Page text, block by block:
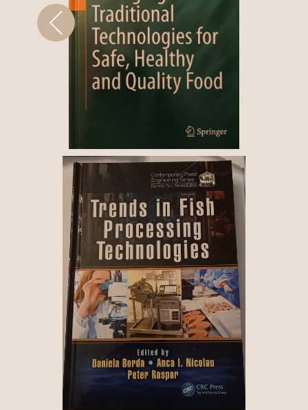
Previous